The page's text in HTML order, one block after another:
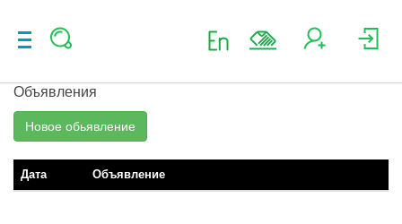
Объявления
Новое обьявление
Дата Объявление